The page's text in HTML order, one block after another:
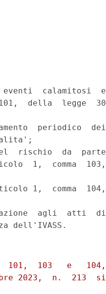
calamitosi  e
della  legge  30
periodico  dei
rischio  da  parte
1,  comma  103,
1,  comma  104,
agli  atti  di
101,  103   e   104,
2023,  n.  213  si